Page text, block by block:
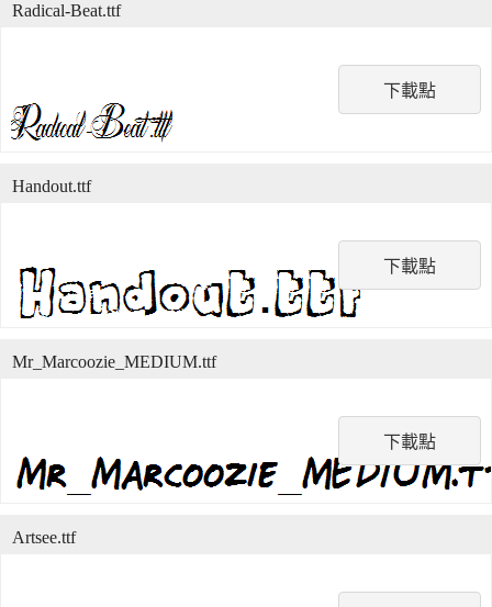
下載點
Radical-Beat.ttf
下載點
Handout.ttf
下載點
Mr_Marcoozie_MEDIUM.ttf
Artsee.ttf